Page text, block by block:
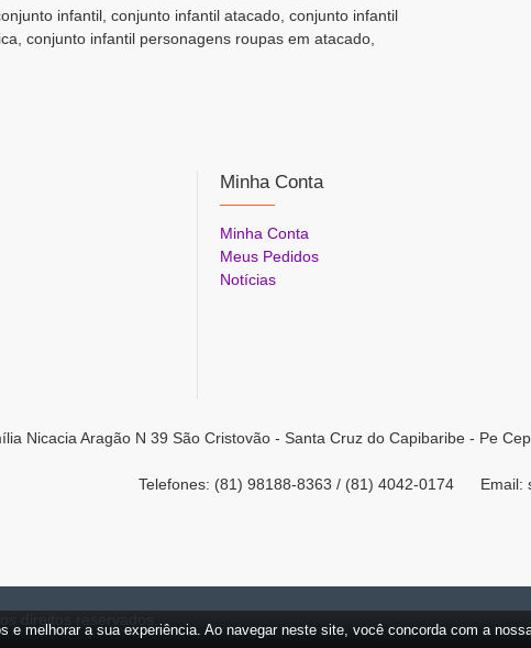
infantil, conjunto infantil atacado, conjunto infantil
conjunto infantil personagens roupas em atacado,
Minha Conta
Minha Conta
Meus Pedidos
Notícias
Nicacia Aragão N 39 São Cristovão - Santa Cruz do Capibaribe - Pe
Telefones: (81) 98188-8363 / (81) 4042-0174 Email:
e melhorar a sua experiência. Ao navegar neste site, você concorda com a